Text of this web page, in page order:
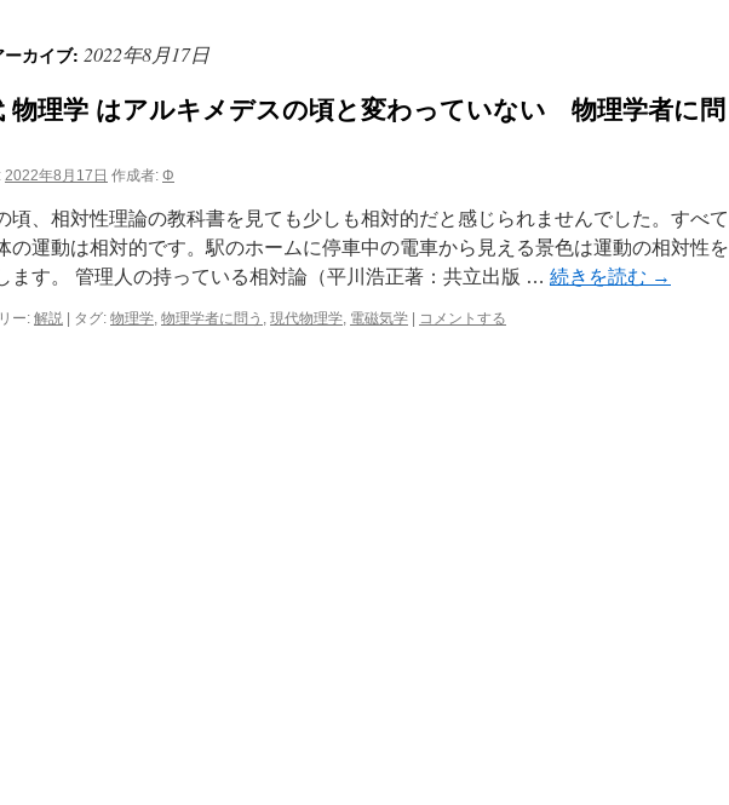
ーカイブ: 2022年8月17日
物理学 はアルキメデスの頃と変わっていない 物理学者に問
2022年8月17日 作成者: Φ
頃、相対性理論の教科書を見ても少しも相対的だと感じられませんでした。すべて
の運動は相対的です。駅のホームに停車中の電車から見える景色は運動の相対性を
ます。 管理人の持っている相対論（平川浩正著：共立出版 … 続きを読む →
ー: 解説 タグ: 物理学, 物理学者に問う , 現代物理学, 電磁気学 コメントする